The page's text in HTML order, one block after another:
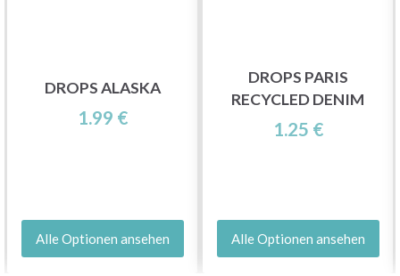
DROPS ALASKA
1.99 €
Alle Optionen ansehen
DROPS PARIS
RECYCLED DENIM
1.25 €
Alle Optionen ansehen